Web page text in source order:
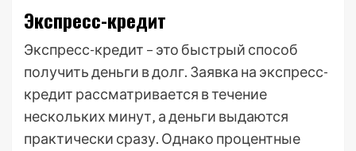
Экспресс-кредит
Экспресс-кредит – это быстрый способ
получить деньги в долг. Заявка на экспресс-
кредит рассматривается в течение
нескольких минут‚ а деньги выдаются
практически сразу. Однако процентные